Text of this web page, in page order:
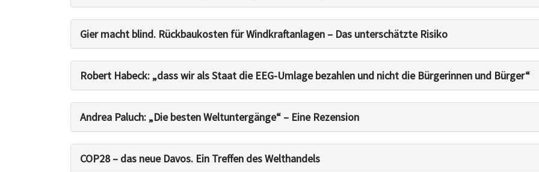
Gier macht blind. Rückbaukosten für Windkraftanlagen – Das unterschätzte Risiko
Robert Habeck: „dass wir als Staat die EEG-Umlage bezahlen und nicht die Bürgerinnen und Bürger“
Andrea Paluch: „Die besten Weltuntergänge“ – Eine Rezension
COP28 – das neue Davos. Ein Treffen des Welthandels